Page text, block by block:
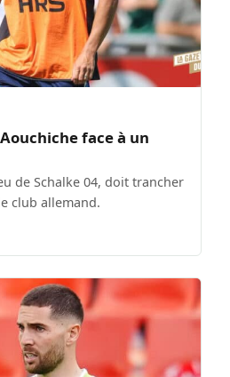
face à un
de Schalke 04, doit trancher
club allemand.